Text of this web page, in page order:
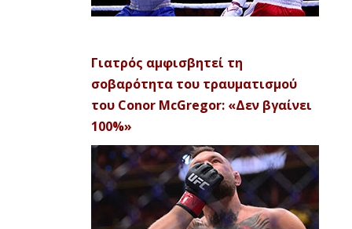
Γιατρός αμφισβητεί τη
σοβαρότητα του τραυματισμού
του Conor McGregor: «Δεν βγαίνει
100%»